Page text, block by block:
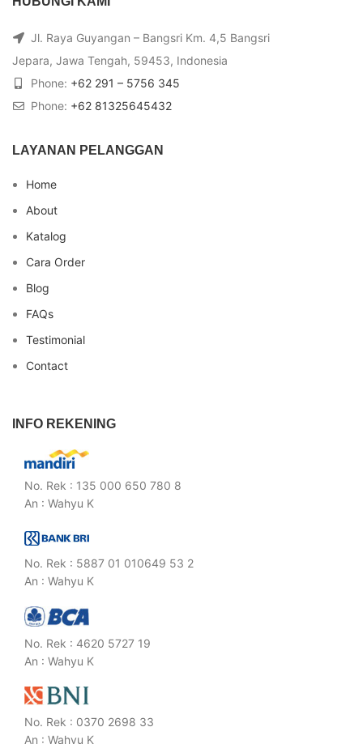
Jl. Raya Guyangan – Bangsri Km. 4,5 Bangsri
Jepara, Jawa Tengah, 59453, Indonesia
Phone: +62 291 – 5756 345
Phone: +62 81325645432
LAYANAN PELANGGAN
Home
About
Katalog
Cara Order
Blog
FAQs
Testimonial
Contact
INFO REKENING
No. Rek : 135 000 650 780 8
An : Wahyu K
No. Rek : 5887 01 010649 53 2
An : Wahyu K
No. Rek : 4620 5727 19
An : Wahyu K
No. Rek : 0370 2698 33
An : Wahyu K